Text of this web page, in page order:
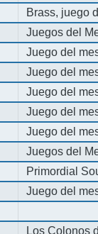
Brass, juego
Juegos del
Juego del
Juego del
Juego del
Juego del
Juego del
Juegos del
Primordial
Juego del
Los Colonos